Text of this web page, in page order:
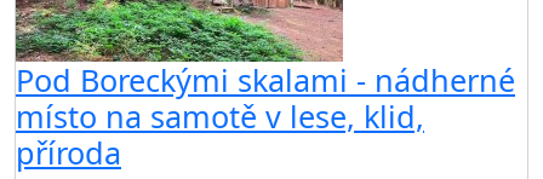
Pod Boreckými skalami - nádherné
místo na samotě v lese, klid,
příroda